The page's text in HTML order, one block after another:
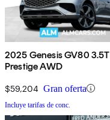
2025 Genesis GV80 3.5T
Prestige AWD
$59,204 Gran oferta
Incluye tarifas de conc.